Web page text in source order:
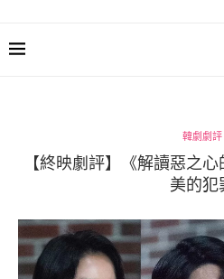
韓劇劇評
【終映劇評】《解讀惡之
美的犯